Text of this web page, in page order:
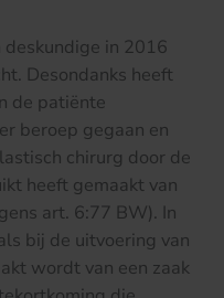
deskundige in 2016
Desondanks heeft
de patiënte
beroep gegaan en
chirurg door de
heeft gemaakt van
art. 6:77 BW). In
bij de uitvoering van
wordt van een zaak